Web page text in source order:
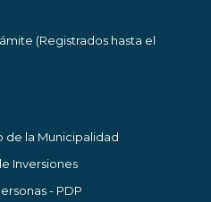
(Registrados hasta el
de la Municipalidad
Inversiones
- PDP